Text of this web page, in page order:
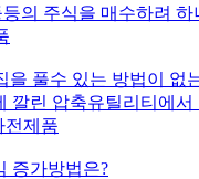
의 주식을 매수하려
을 풀수 있는 방법이 없
깔린 압축유틸리티에
전제품
증가방법은?